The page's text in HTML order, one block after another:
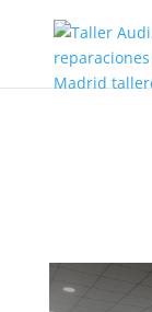
[/et_pb_slide]